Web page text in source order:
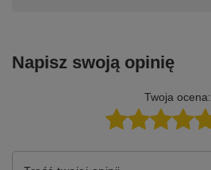
Napisz swoją opinię
Twoja ocena: